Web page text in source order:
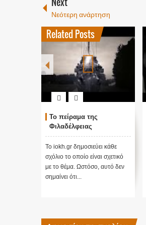
Νεότερη ανάρτηση
Related Posts
Το πείραμα της
Φιλαδέλφειας
Το iokh.gr δημοσιεύει κάθε
σχόλιο το οποίο είναι σχετικό
με το θέμα. Ωστόσο, αυτό δεν
σημαίνει ότι...